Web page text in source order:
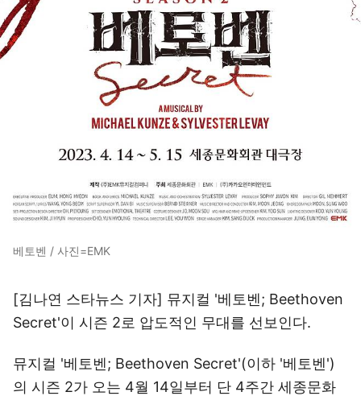
베토벤 / 사진=EMK
[김나연 스타뉴스 기자] 뮤지컬 '베토벤; Beethoven
Secret'이 시즌 2로 압도적인 무대를 선보인다.
뮤지컬 '베토벤; Beethoven Secret'(이하 '베토벤')
의 시즌 2가 오는 4월 14일부터 단 4주간 세종문화